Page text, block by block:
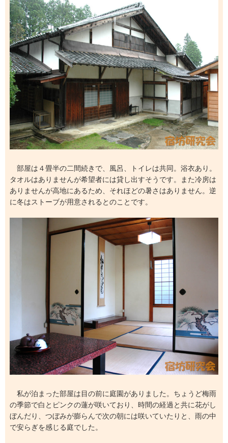
部屋は４畳半の二間続きで、風呂、トイレは共同。浴衣あり。
タオルはありませんが希望者には貸し出すそうです。また冷房は
ありませんが高地にあるため、それほどの暑さはありません。逆
に冬はストーブが用意されるとのことです。
私が泊まった部屋は目の前に庭園がありました。ちょうど梅雨
の季節で白とピンクの蓮が咲いており、時間の経過と共に花がし
ぼんだり、つぼみが膨らんで次の朝には咲いていたりと、雨の中
で安らぎを感じる庭でした。